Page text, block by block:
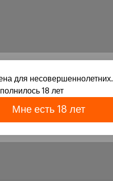
обработку файлов cookies.
для несовершеннолетних.
18 лет
Мне есть 18 лет